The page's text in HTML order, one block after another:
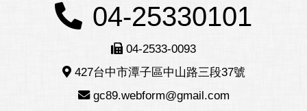
04-25330101
04-2533-0093
427台中市潭子區中山路三段37號
gc89.webform@gmail.com